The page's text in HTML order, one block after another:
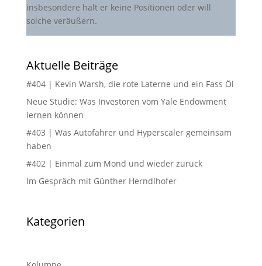
insbesondere hält er keine Positionen oder will
solche veräußern.
Aktuelle Beiträge
#404 | Kevin Warsh, die rote Laterne und ein Fass Öl
Neue Studie: Was Investoren vom Yale Endowment
lernen können
#403 | Was Autofahrer und Hyperscaler gemeinsam
haben
#402 | Einmal zum Mond und wieder zurück
Im Gespräch mit Günther Herndlhofer
Kategorien